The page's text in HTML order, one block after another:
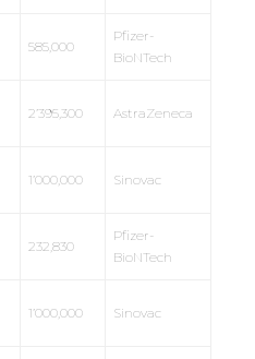
585,000
Pfizer-
BioNTech
2’395,300 AstraZeneca
1’000,000 Sinovac
232,830
Pfizer-
BioNTech
1’000,000 Sinovac